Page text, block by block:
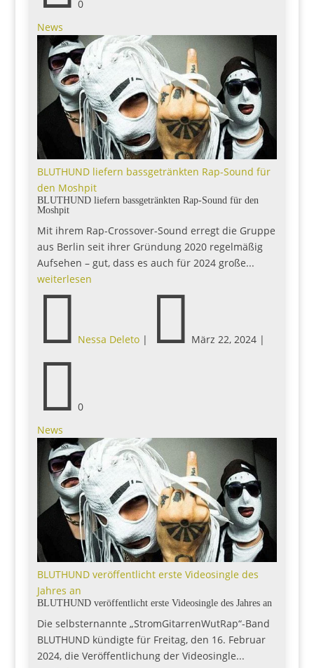
0
News
BLUTHUND liefern bassgetränkten Rap-Sound für
den Moshpit
BLUTHUND liefern bassgetränkten Rap-Sound für den
Moshpit
Mit ihrem Rap-Crossover-Sound erregt die Gruppe
aus Berlin seit ihrer Gründung 2020 regelmäßig
Aufsehen – gut, dass es auch für 2024 große...
weiterlesen
 Nessa Deleto|  März 22, 2024|
 0
News
BLUTHUND veröffentlicht erste Videosingle des
Jahres an
BLUTHUND veröffentlicht erste Videosingle des Jahres an
Die selbsternannte „StromGitarrenWutRap“-Band
BLUTHUND kündigte für Freitag, den 16. Februar
2024, die Veröffentlichung der Videosingle...